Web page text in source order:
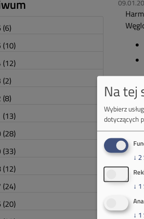
(6)
(10)
(12)
(2)
(8)
(13)
(28)
(33)
(12)
(24)
(20)
Na tej
Wybierz
dotyczących
↓ 2
↓ 1
↓ 1